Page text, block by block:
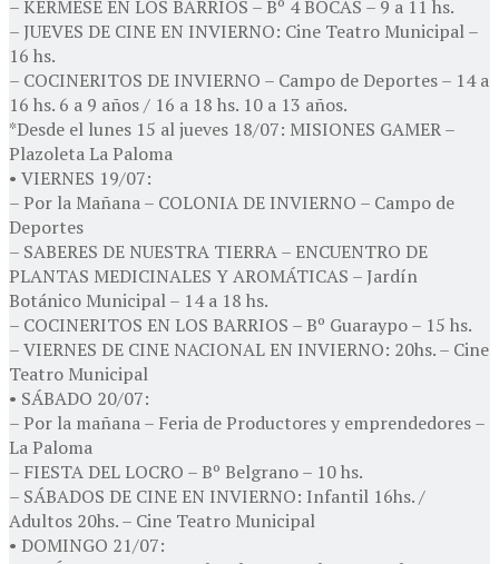
– KERMESE EN LOS BARRIOS – Bº 4 BOCAS – 9 a 11 hs.
– JUEVES DE CINE EN INVIERNO: Cine Teatro Municipal –
16 hs.
– COCINERITOS DE INVIERNO – Campo de Deportes – 14 a
16 hs. 6 a 9 años / 16 a 18 hs. 10 a 13 años.
*Desde el lunes 15 al jueves 18/07: MISIONES GAMER –
Plazoleta La Paloma
• VIERNES 19/07:
– Por la Mañana – COLONIA DE INVIERNO – Campo de
Deportes
– SABERES DE NUESTRA TIERRA – ENCUENTRO DE
PLANTAS MEDICINALES Y AROMÁTICAS – Jardín
Botánico Municipal – 14 a 18 hs.
– COCINERITOS EN LOS BARRIOS – Bº Guaraypo – 15 hs.
– VIERNES DE CINE NACIONAL EN INVIERNO: 20hs. – Cine
Teatro Municipal
• SÁBADO 20/07:
– Por la mañana – Feria de Productores y emprendedores –
La Paloma
– FIESTA DEL LOCRO – Bº Belgrano – 10 hs.
– SÁBADOS DE CINE EN INVIERNO: Infantil 16hs. /
Adultos 20hs. – Cine Teatro Municipal
• DOMINGO 21/07: